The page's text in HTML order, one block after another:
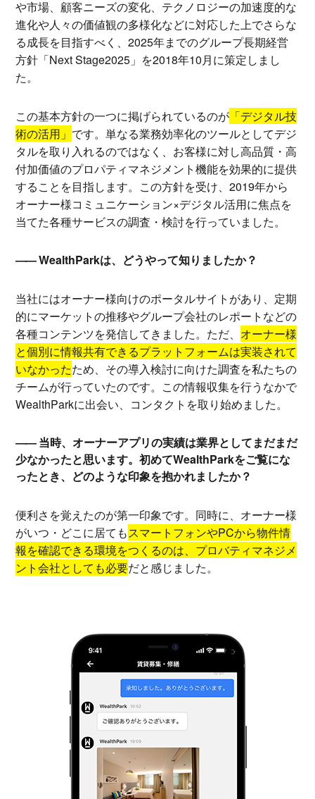
や市場、顧客ニーズの変化、テクノロジーの加速度的な
進化や人々の価値観の多様化などに対応した上でさらな
る成長を目指すべく、2025年までのグループ長期経営
方針「Next Stage2025」を2018年10月に策定しまし
た。
この基本方針の一つに掲げられているのが 「デジタル技
術の活用」 です。単なる業務効率化のツールとしてデジ
タルを取り入れるのではなく、お客様に対し高品質・高
付加価値のプロパティマネジメント機能を効果的に提供
することを目指します。この方針を受け、2019年から
オーナー様コミュニケーション×デジタル活用に焦点を
当てた各種サービスの調査・検討を行っていました。
WealthParkは、どうやって知りましたか？
当社にはオーナー様向けのポータルサイトがあり、定期
的にマーケットの推移やグループ会社のレポートなどの
各種コンテンツを発信してきました。ただ、 オーナー様
と個別に情報共有できるプラットフォームは実装されて
いなかったため、その導入検討に向けた調査を私たちの
チームが行っていたのです。この情報収集を行うなかで
WealthParkに出会い、コンタクトを取り始めました。
当時、オーナーアプリの実績は業界としてまだまだ
少なかったと思います。初めてWealthParkをご覧にな
ったとき、どのような印象を抱かれましたか？
便利さを覚えたのが第一印象です。同時に、オーナー様
がいつ・どこに居てもスマートフォンやPCから物件情
報を確認できる環境をつくるのは、プロバティマネジメ
ント会社としても必要だと感じました。